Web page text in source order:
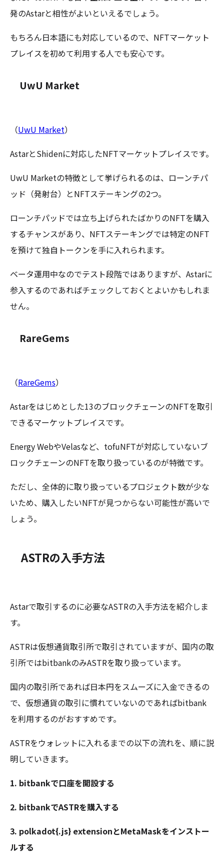
発のAstarと相性がよいといえるでしょう。
もちろん日本語にも対応しているので、NFTマーケット
プレイスを初めて利用する人でも安心です。
UwU Market
（UwU Market）
AstarとShidenに対応したNFTマーケットプレイスです。
UwU Marketの特徴として挙げられるのは、ローンチパ
ッド（発射台）とNFTステーキングの2つ。
ローンチパッドでは立ち上げられたばかりのNFTを購入
するチャンスがあり、NFTステーキングでは特定のNFT
を預けて独自トークンを手に入れられます。
ベータ運用中なのでテスト段階ではありますが、Astarに
参入するのであればチェックしておくとよいかもしれま
せん。
RareGems
（RareGems）
Astarをはじめとした13のブロックチェーンのNFTを取引
できるマーケットプレイスです。
Energy WebやVelasなど、tofuNFTが対応していないブ
ロックチェーンのNFTを取り扱っているのが特徴です。
ただし、全体的に取り扱っているプロジェクト数が少な
いため、購入したいNFTが見つからない可能性が高いで
しょう。
ASTRの入手方法
Astarで取引するのに必要なASTRの入手方法を紹介しま
す。
ASTRは仮想通貨取引所で取引されていますが、国内の取
引所ではbitbankのみASTRを取り扱っています。
国内の取引所であれば日本円をスムーズに入金できるの
で、仮想通貨の取引に慣れていないのであればbitbank
を利用するのがおすすめです。
ASTRをウォレットに入れるまでの以下の流れを、順に説
明していきます。
1. bitbankで口座を開設する
2. bitbankでASTRを購入する
3. polkadot{.js} extensionとMetaMaskをインストー
ルする